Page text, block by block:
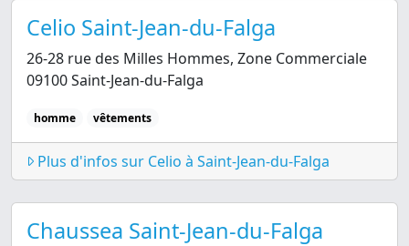
Celio Saint-Jean-du-Falga
26-28 rue des Milles Hommes, Zone Commerciale
09100 Saint-Jean-du-Falga
homme vêtements
Plus d'infos sur Celio à Saint-Jean-du-Falga
Chaussea Saint-Jean-du-Falga